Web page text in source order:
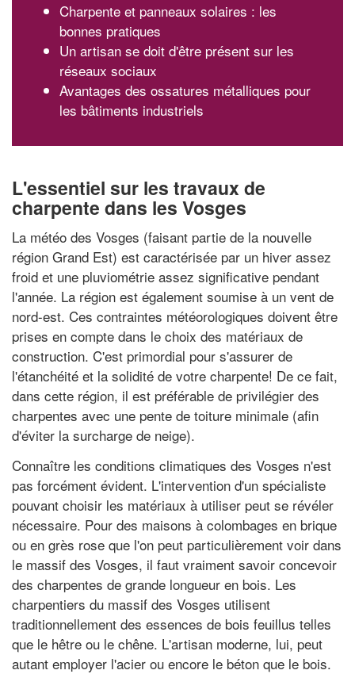
Charpente et panneaux solaires : les
bonnes pratiques
Un artisan se doit d'être présent sur les
réseaux sociaux
Avantages des ossatures métalliques pour
les bâtiments industriels
L'essentiel sur les travaux de
charpente dans les Vosges
La météo des Vosges (faisant partie de la nouvelle
région Grand Est) est caractérisée par un hiver assez
froid et une pluviométrie assez significative pendant
l'année. La région est également soumise à un vent de
nord-est. Ces contraintes météorologiques doivent être
prises en compte dans le choix des matériaux de
construction. C'est primordial pour s'assurer de
l'étanchéité et la solidité de votre charpente! De ce fait,
dans cette région, il est préférable de privilégier des
charpentes avec une pente de toiture minimale (afin
d'éviter la surcharge de neige).
Connaître les conditions climatiques des Vosges n'est
pas forcément évident. L'intervention d'un spécialiste
pouvant choisir les matériaux à utiliser peut se révéler
nécessaire. Pour des maisons à colombages en brique
ou en grès rose que l'on peut particulièrement voir dans
le massif des Vosges, il faut vraiment savoir concevoir
des charpentes de grande longueur en bois. Les
charpentiers du massif des Vosges utilisent
traditionnellement des essences de bois feuillus telles
que le hêtre ou le chêne. L'artisan moderne, lui, peut
autant employer l'acier ou encore le béton que le bois.